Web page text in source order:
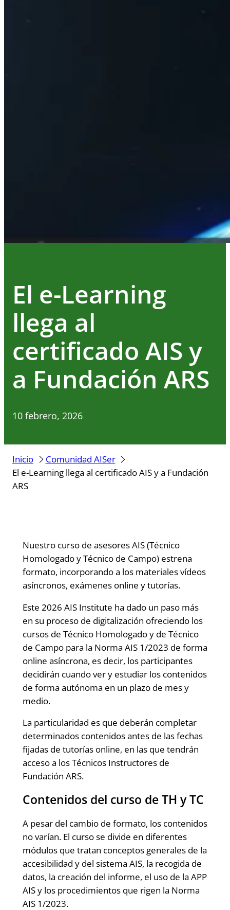
El e-Learning
llega al
certificado AIS y
a Fundación ARS
10 febrero, 2026
Inicio
Comunidad AISer
El e-Learning llega al certificado AIS y a Fundación
ARS
Nuestro curso de asesores AIS (Técnico
Homologado y Técnico de Campo) estrena
formato, incorporando a los materiales vídeos
asíncronos, exámenes online y tutorías.
Este 2026 AIS Institute ha dado un paso más
en su proceso de digitalización ofreciendo los
cursos de Técnico Homologado y de Técnico
de Campo para la Norma AIS 1/2023 de forma
online asíncrona, es decir, los participantes
decidirán cuando ver y estudiar los contenidos
de forma autónoma en un plazo de mes y
medio.
La particularidad es que deberán completar
determinados contenidos antes de las fechas
fijadas de tutorías online, en las que tendrán
acceso a los Técnicos Instructores de
Fundación ARS.
Contenidos del curso de TH y TC
A pesar del cambio de formato, los contenidos
no varían. El curso se divide en diferentes
módulos que tratan conceptos generales de la
accesibilidad y del sistema AIS, la recogida de
datos, la creación del informe, el uso de la APP
AIS y los procedimientos que rigen la Norma
AIS 1/2023.